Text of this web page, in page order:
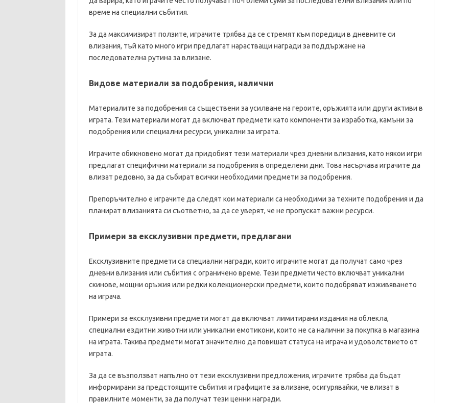
време на специални събития.
За да максимизират ползите, играчите трябва да се стремят към поредици в дневните си
влизания, тъй като много игри предлагат нарастващи награди за поддържане на
последователна рутина за влизане.
Видове материали за подобрения, налични
Материалите за подобрения са съществени за усилване на героите, оръжията или други активи в
играта. Тези материали могат да включват предмети като компоненти за изработка, камъни за
подобрения или специални ресурси, уникални за играта.
Играчите обикновено могат да придобият тези материали чрез дневни влизания, като някои игри
предлагат специфични материали за подобрения в определени дни. Това насърчава играчите да
влизат редовно, за да събират всички необходими предмети за подобрения.
Препоръчително е играчите да следят кои материали са необходими за техните подобрения и да
планират влизанията си съответно, за да се уверят, че не пропускат важни ресурси.
Примери за ексклузивни предмети, предлагани
Ексклузивните предмети са специални награди, които играчите могат да получат само чрез
дневни влизания или събития с ограничено време. Тези предмети често включват уникални
скинове, мощни оръжия или редки колекционерски предмети, които подобряват изживяването
на играча.
Примери за ексклузивни предмети могат да включват лимитирани издания на облекла,
специални ездитни животни или уникални емотикони, които не са налични за покупка в магазина
на играта. Такива предмети могат значително да повишат статуса на играча и удоволствието от
играта.
За да се възползват напълно от тези ексклузивни предложения, играчите трябва да бъдат
информирани за предстоящите събития и графиците за влизане, осигурявайки, че влизат в
правилните моменти, за да получат тези ценни награди.